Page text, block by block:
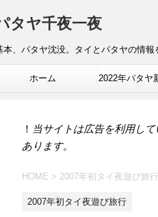
タヤ千夜一夜
本、パタヤ沈没。タイとパタヤの情報
ホーム 2022年パタヤ
！ 当サイトは広告を利用し
あります。
HOME > 2007年初タイ夜遊び旅行
2007年初タイ夜遊び旅行